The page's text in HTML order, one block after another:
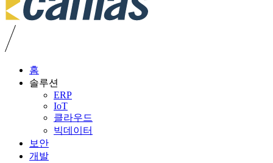
홈
솔루션
ERP
IoT
클라우드
빅데이터
보안
개발